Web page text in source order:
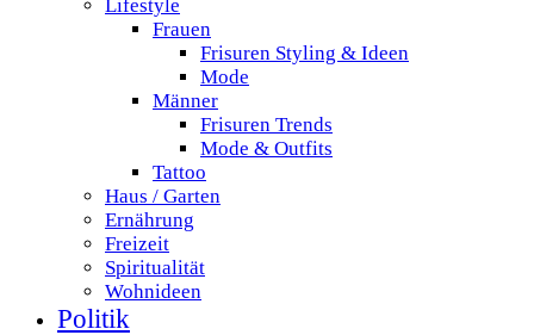
Lifestyle
Frauen
Frisuren Styling & Ideen
Mode
Männer
Frisuren Trends
Mode & Outfits
Tattoo
Haus / Garten
Ernährung
Freizeit
Spiritualität
Wohnideen
Politik